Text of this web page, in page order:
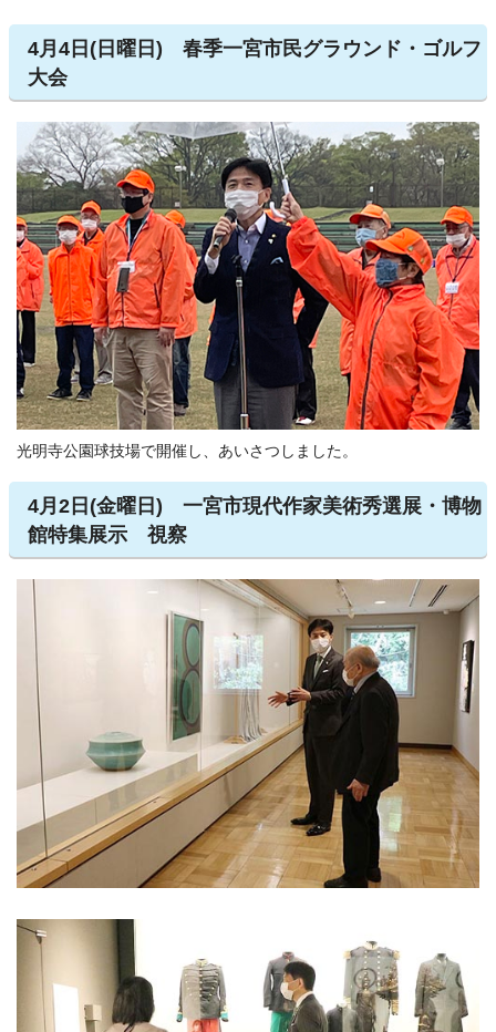
4月4日(日曜日) 春季一宮市民グラウンド・ゴルフ
大会
光明寺公園球技場で開催し、あいさつしました。
4月2日(金曜日) 一宮市現代作家美術秀選展・博物
館特集展示 視察